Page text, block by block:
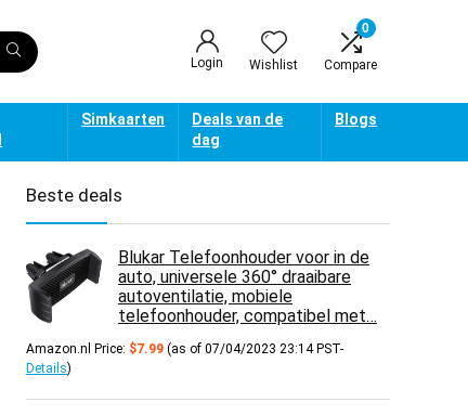
Login Wishlist
0
Compare
Simkaarten
Deals van de
dag
Blogs
Beste deals
Blukar Telefoonhouder voor in de
auto, universele 360° draaibare
autoventilatie, mobiele
telefoonhouder, compatibel met…
Amazon.nl Price: $7.99 (as of 07/04/2023 23:14 PST-
Details)